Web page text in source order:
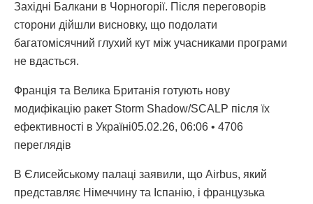
Західні Балкани в Чорногорії. Після переговорів
сторони дійшли висновку, що подолати
багатомісячний глухий кут між учасниками програми
не вдасться.
Франція та Велика Британія готують нову
модифікацію ракет Storm Shadow/SCALP після їх
ефективності в Україні05.02.26, 06:06 • 4706
переглядiв
В Єлисейському палаці заявили, що Airbus, який
представляє Німеччину та Іспанію, і французька